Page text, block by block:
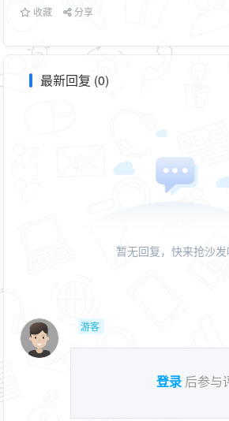
收藏 分享
最新回复 (0)
暂无回复，快来抢沙发
游客
登录 后参与